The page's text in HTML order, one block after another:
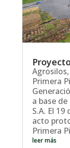
Primera
a base
S.A. El
acto
Primera
leer más